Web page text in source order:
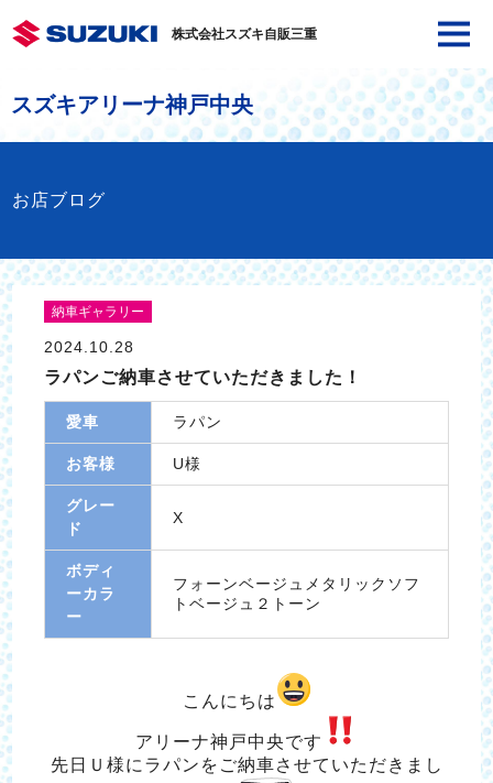
株式会社スズキ自販三重
スズキアリーナ神戸中央
お店ブログ
納車ギャラリー
2024.10.28
ラパンご納車させていただきました！
愛車 ラパン
お客様 U様
グレー
ド
X
ボディ
ーカラ
ー
フォーンベージュメタリックソフ
トベージュ２トーン
こんにちは
アリーナ神戸中央です
先日Ｕ様にラパンをご納車させていただきまし